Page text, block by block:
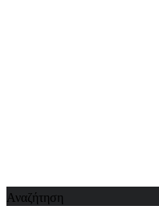
Αναζήτηση